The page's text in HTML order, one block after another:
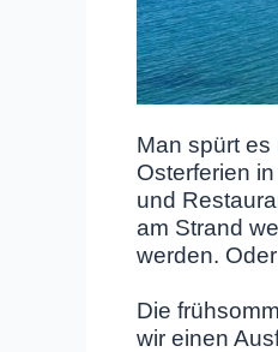
Man spürt
Osterferien
und
am Strand
werden.
Die
wir einen